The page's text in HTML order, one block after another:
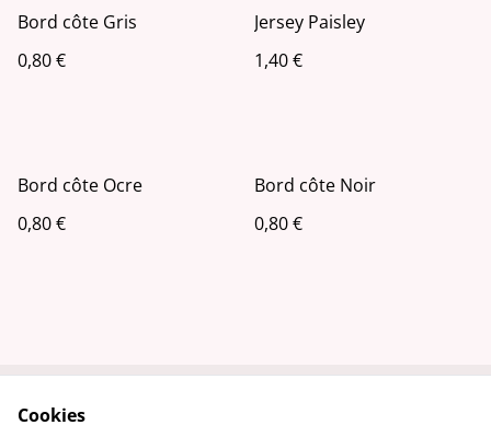
Bord côte Gris
0,80 €
Jersey Paisley
1,40 €
Bord côte Ocre
0,80 €
Bord côte Noir
0,80 €
Cookies